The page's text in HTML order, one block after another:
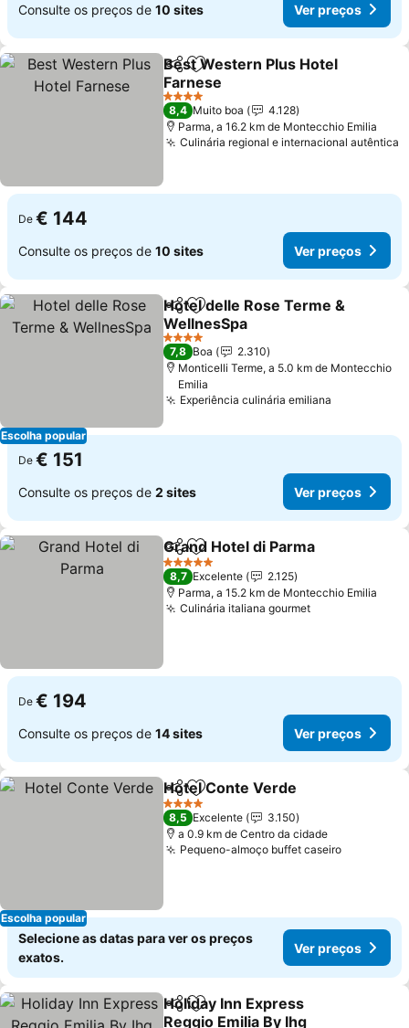
Consulte os preços de 10 sites Ver preços
PartilharAdicionar aos favoritos
Best Western Plus Hotel
Farnese
4 Estrelas
8,4 Muito boa
4.128
Parma, a 16.2 km de Montecchio Emilia
Culinária regional e internacional autêntica
De € 144
Consulte os preços de 10 sites Ver preços
Escolha popular
PartilharAdicionar aos favoritos
Hotel delle Rose Terme &
WellnesSpa
4 Estrelas
7,8 Boa
2.310
Monticelli Terme, a 5.0 km de Montecchio
Emilia
Experiência culinária emiliana
De € 151
Consulte os preços de 2 sites Ver preços
PartilharAdicionar aos favoritos
Grand Hotel di Parma
5 Estrelas
8,7 Excelente
2.125
Parma, a 15.2 km de Montecchio Emilia
Culinária italiana gourmet
De € 194
Consulte os preços de 14 sites Ver preços
Escolha popular
PartilharAdicionar aos favoritos
Hotel Conte Verde
4 Estrelas
8,5 Excelente
3.150
a 0.9 km de Centro da cidade
Pequeno-almoço buffet caseiro
Selecione as datas para ver os preços
exatos.
Ver preços
PartilharAdicionar aos favoritos
Holiday Inn Express
Reggio Emilia By Ihg